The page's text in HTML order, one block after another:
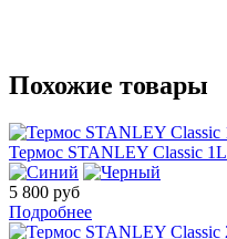
Похожие товары
Термос STANLEY Classic 1L
5 800 руб
Подробнее